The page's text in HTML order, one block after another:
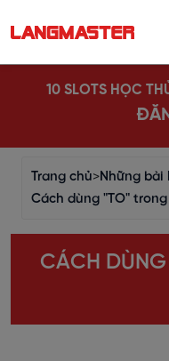
10 SLOTS HỌC
Trang chủ>Những
Cách dùng "TO"
CÁCH